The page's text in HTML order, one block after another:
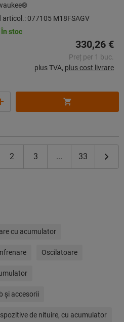
articol.: 077105 M18FSAGV
În stoc
330,26 €
Preț per 1 buc.
plus TVA, plus cost livrare
2 3 ... 33
cu acumulator
Oscilatoare
şi accesorii
de nituire, cu acumulator